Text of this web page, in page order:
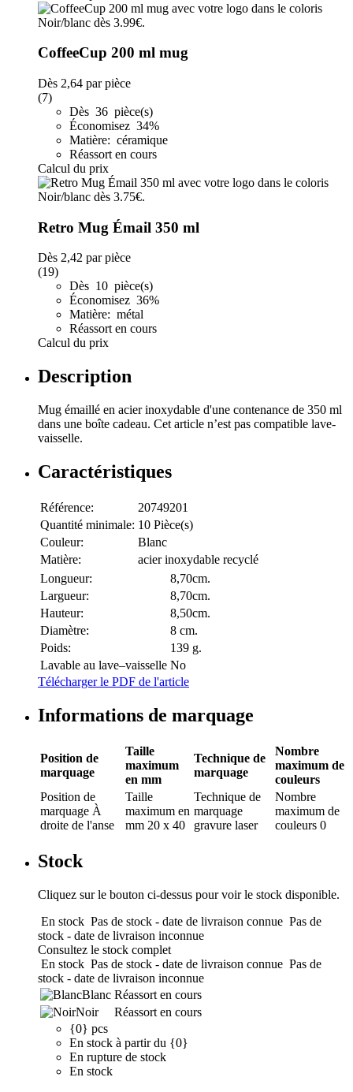
CoffeeCup 200 ml mug
Dès 2,64 par pièce
(7)
Dès 36 pièce(s)
Économisez 34%
Matière: céramique
Réassort en cours
Calcul du prix
Retro Mug Émail 350 ml
Dès 2,42 par pièce
(19)
Dès 10 pièce(s)
Économisez 36%
Matière: métal
Réassort en cours
Calcul du prix
Description
Mug émaillé en acier inoxydable d'une contenance de 350 ml
dans une boîte cadeau. Cet article n’est pas compatible lave-
vaisselle.
Caractéristiques
Référence:
20749201
Quantité minimale: 10 Pièce(s)
Couleur:
Blanc
Matière:
acier inoxydable recyclé
Longueur:
8,70cm.
Largueur:
8,70cm.
Hauteur:
8,50cm.
Diamètre:
8 cm.
Poids:
139 g.
Lavable au lave–vaisselle No
Télécharger le PDF de l'article
Informations de marquage
Position de
marquage
Taille
maximum
en mm
Technique de
marquage
Nombre
maximum de
couleurs
Position de
marquage À
droite de l'anse
Taille
maximum en
mm 20 x 40
Technique de
marquage
gravure laser
Nombre
maximum de
couleurs 0
Stock
Cliquez sur le bouton ci-dessus pour voir le stock disponible.
En stock Pas de stock - date de livraison connue Pas de
stock - date de livraison inconnue
Consultez le stock complet
En stock Pas de stock - date de livraison connue Pas de
stock - date de livraison inconnue
Blanc Réassort en cours
Noir
Réassort en cours
{0} pcs
En stock à partir du {0}
En rupture de stock
En stock